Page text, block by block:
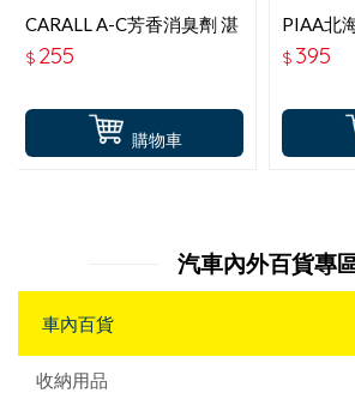
購物車
CARALL A-C芳香消臭劑 湛
藍之光 J3676
$ 255
PIAA北
油 薄荷
$ 395
汽車內外百貨專
車內百貨
收納用品